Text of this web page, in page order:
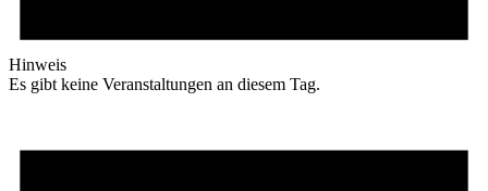
Hinweis
Es gibt keine Veranstaltungen an diesem Tag.